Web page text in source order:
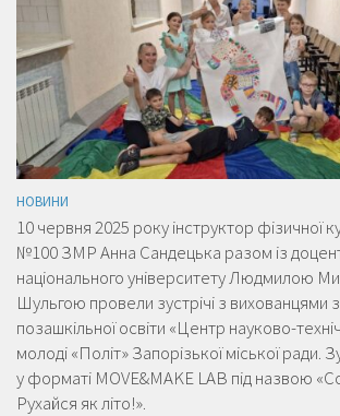
НОВИНИ
10 червня 2025 року інструктор фізичної
№100 ЗМР Анна Сандецька разом із
національного університету Людмилою
Шульгою провели зустрічі з вихованцями
позашкільної освіти «Центр науково-
молоді «Політ» Запорізької міської ради.
у форматі MOVE&MAKE LAB під назвою
Рухайся як літо!».